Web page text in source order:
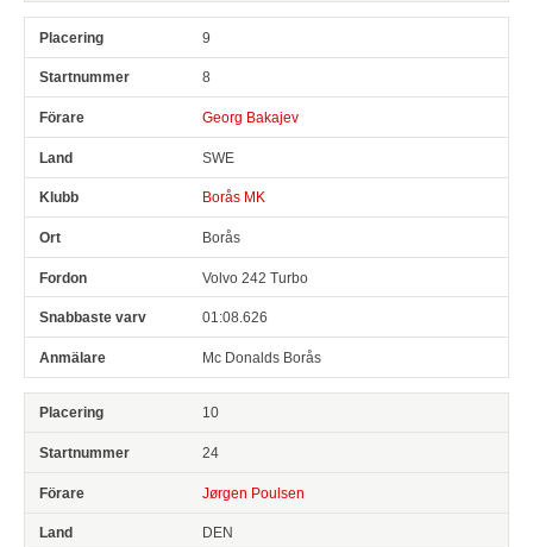
9
8
Georg Bakajev
SWE
Borås MK
Borås
Volvo 242 Turbo
01:08.626
Mc Donalds Borås
10
24
Jørgen Poulsen
DEN